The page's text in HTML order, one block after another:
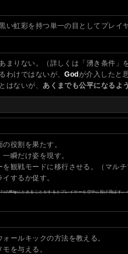
い虹彩を持つ単一の目としてプレイ
りない。（詳しくは「湧き条件」
わけではないが、God が介入したと
はないが、あくまでも公平になるよ
役割を果たす。
瞬だけ姿を現す。
観戦モードに移行させる。（マルチ
するか促す。
)のRigにとあることをするとプレイヤーを空中に投げ飛ばす。
ールキックの方法を教える。
を与える。